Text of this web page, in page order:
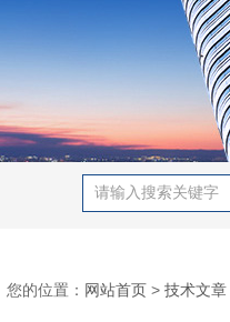
您的位置： 网站首页 > 技术文章